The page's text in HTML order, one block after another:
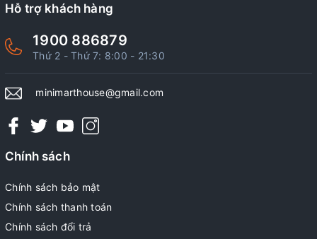
Hỗ trợ khách hàng
1900 886879
Thứ 2 - Thứ 7: 8:00 - 21:30
minimarthouse@gmail.com
Chính sách
Chính sách bảo mật
Chính sách thanh toán
Chính sách đổi trả